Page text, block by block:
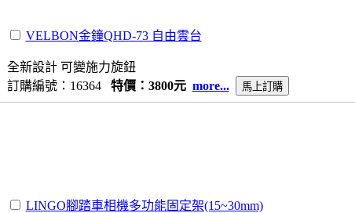
VELBON金鐘QHD-73 自由雲台
全新設計 可變施力旋鈕
訂購編號：16364 特價：3800元 more...
LINGO腳踏車相機多功能固定架(15~30mm)